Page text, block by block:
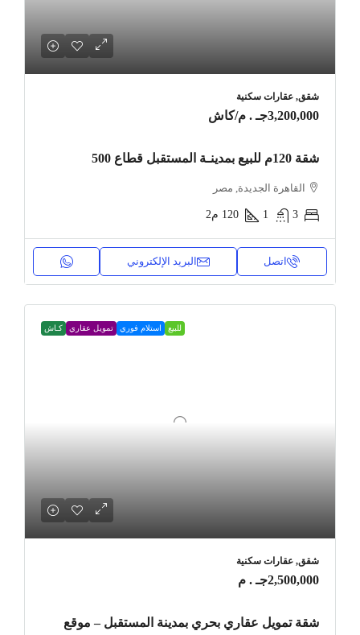
شقق, عقارات سكنية
3,200,000جـ . م /كاش
شقة 120م للبيع بمدينـة المستقبل قطاع 500
القاهرة الجديدة, مصر
3
1
120 م2
اتصل البريد الإلكتروني
للبيع استلام فوري تمويل عقاري كـاش
شقق, عقارات سكنية
2,500,000جـ . م
شقة تمويل عقاري بحري بمدينة المستقبل – موقع